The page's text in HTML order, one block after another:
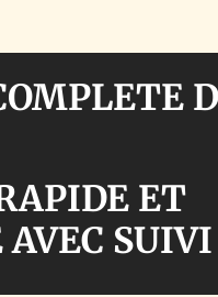
ET
AVEC SUIVI